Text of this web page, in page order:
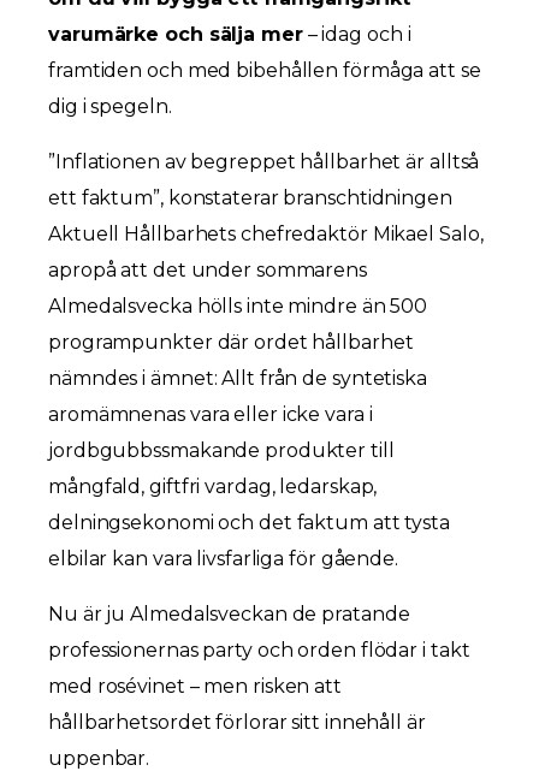
varumärke och sälja mer– idag och i
framtiden och med bibehållen förmåga att se
dig i spegeln.
”Inflationen av begreppet hållbarhet är alltså
ett faktum”, konstaterar branschtidningen
Aktuell Hållbarhets chefredaktör Mikael Salo,
apropå att det under sommarens
Almedalsvecka hölls inte mindre än 500
programpunkter där ordet hållbarhet
nämndes i ämnet: Allt från de syntetiska
aromämnenas vara eller icke vara i
jordbgubbssmakande produkter till
mångfald, giftfri vardag, ledarskap,
delningsekonomi och det faktum att tysta
elbilar kan vara livsfarliga för gående.
Nu är ju Almedalsveckan de pratande
professionernas party och orden flödar i takt
med rosévinet – men risken att
hållbarhetsordet förlorar sitt innehåll är
uppenbar.